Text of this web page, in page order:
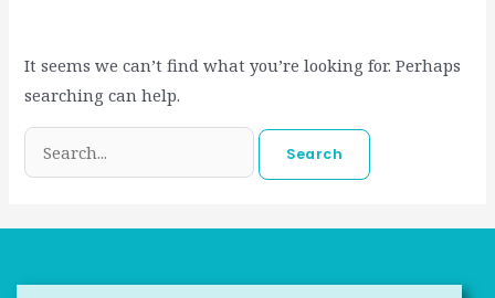
It seems we can’t find what you’re looking for. Perhaps
searching can help.